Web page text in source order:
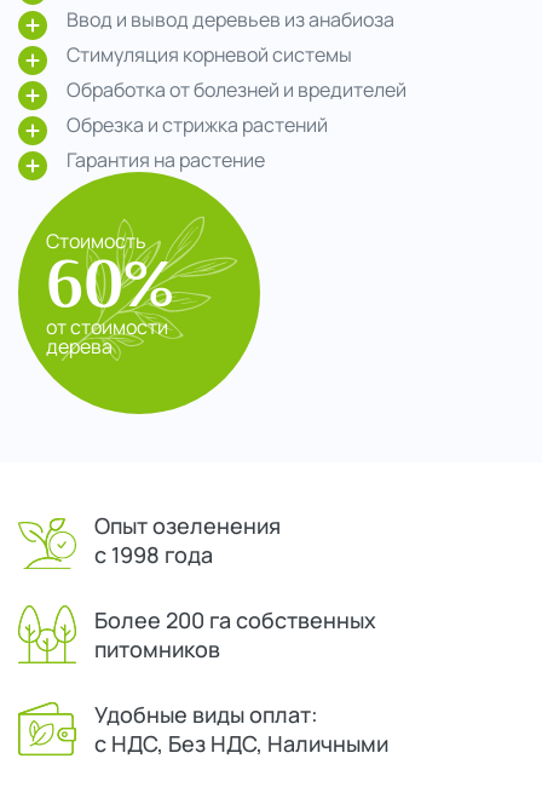
Ввод и вывод деревьев из анабиоза
Стимуляция корневой системы
Обработка от болезней и вредителей
Обрезка и стрижка растений
Гарантия на растение
Стоимость
60%
от стоимости
дерева
Опыт озеленения
с 1998 года
Более 200 га собственных
питомников
Удобные виды оплат:
с НДС, Без НДС, Наличными